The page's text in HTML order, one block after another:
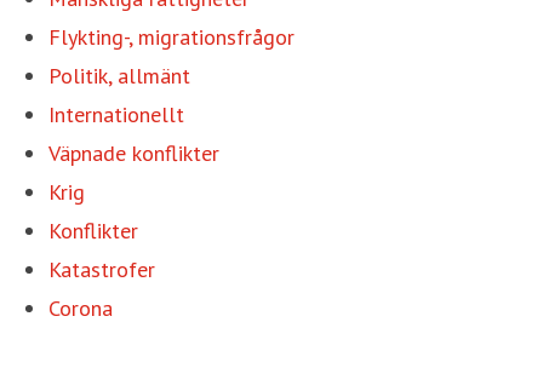
Flykting-, migrationsfrågor
Politik, allmänt
Internationellt
Väpnade konflikter
Krig
Konflikter
Katastrofer
Corona